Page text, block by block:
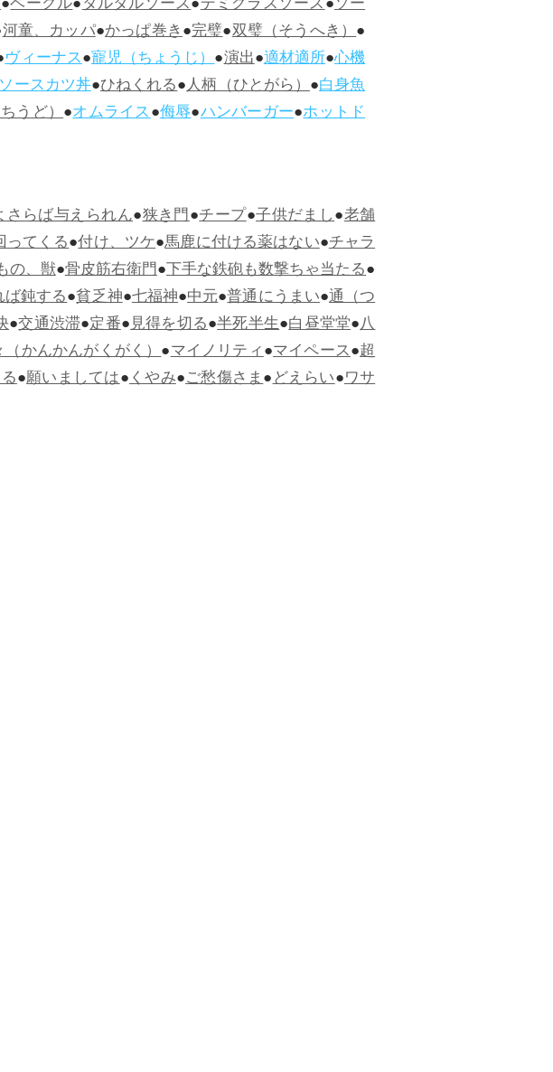
●ベーグル●タルタルソース●デミグラスソース●ソー
河童、カッパ●かっぱ巻き●完璧●双璧（そうへき）●
ヴィーナス●寵児（ちょうじ）●演出●適材適所●心機
ースカツ丼●ひねくれる●人柄（ひとがら）●白身魚
うど）●オムライス●侮辱●ハンバーガー●ホットド
さらば与えられん●狭き門●チープ●子供だまし●老舗
ってくる●付け、ツケ●馬鹿に付ける薬はない●チャラ
の、獣●骨皮筋右衛門●下手な鉄砲も数撃ちゃ当たる●
鈍する●貧乏神●七福神●中元●普通にうまい●通（つ
●交通渋滞●定番●見得を切る●半死半生●白昼堂堂●八
かんかんがくがく）●マイノリティ●マイペース●超
●願いましては●くやみ●ご愁傷さま●どえらい●ワサ